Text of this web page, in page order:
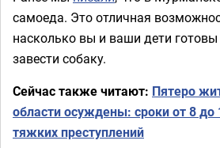
самоеда. Это отличная
насколько вы и ваши дети
завести собаку.
Сейчас также читают: Пятеро
области осуждены: сроки от 8 до
тяжких преступлений